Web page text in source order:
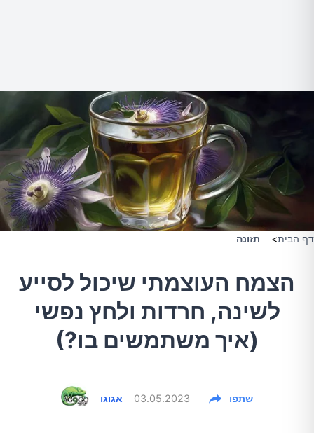
דף הבית> תזונה
הצמח העוצמתי שיכול לסייע
לשינה, חרדות ולחץ נפשי
(איך משתמשים בו?)
אגוגו 03.05.2023 שתפו